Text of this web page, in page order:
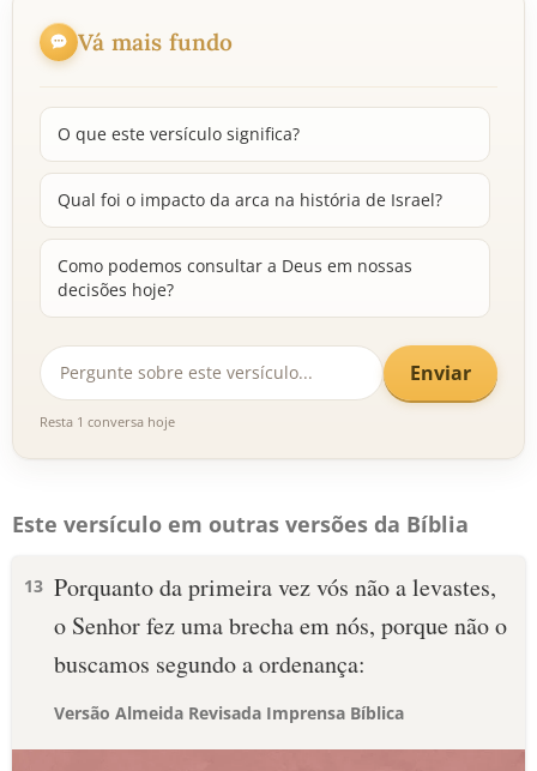
Vá mais fundo
O que este versículo significa?
Qual foi o impacto da arca na história de Israel?
Como podemos consultar a Deus em nossas
decisões hoje?
Enviar
Resta 1 conversa hoje
Este versículo em outras versões da Bíblia
13 Porquanto da primeira vez vós não a levastes,
o Senhor fez uma brecha em nós, porque não o
buscamos segundo a ordenança:
Versão Almeida Revisada Imprensa Bíblica